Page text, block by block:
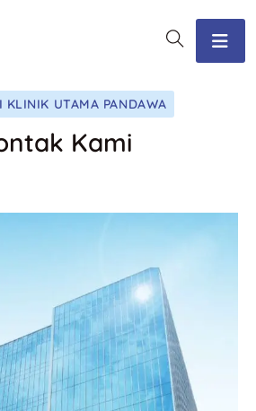
KLINIK UTAMA PANDAWA
Kami